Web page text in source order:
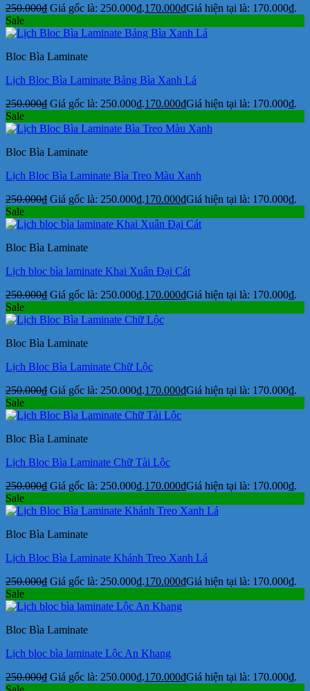
250.000₫ Giá gốc là: 250.000₫.170.000₫Giá hiện tại là: 170.000₫.
Sale
Bloc Bìa Laminate
Lịch Bloc Bìa Laminate Bảng Bìa Xanh Lá
250.000₫ Giá gốc là: 250.000₫.170.000₫Giá hiện tại là: 170.000₫.
Sale
Bloc Bìa Laminate
Lịch Bloc Bìa Laminate Bìa Treo Màu Xanh
250.000₫ Giá gốc là: 250.000₫.170.000₫Giá hiện tại là: 170.000₫.
Sale
Bloc Bìa Laminate
Lịch bloc bìa laminate Khai Xuân Đại Cát
250.000₫ Giá gốc là: 250.000₫.170.000₫Giá hiện tại là: 170.000₫.
Sale
Bloc Bìa Laminate
Lịch Bloc Bìa Laminate Chữ Lộc
250.000₫ Giá gốc là: 250.000₫.170.000₫Giá hiện tại là: 170.000₫.
Sale
Bloc Bìa Laminate
Lịch Bloc Bìa Laminate Chữ Tài Lộc
250.000₫ Giá gốc là: 250.000₫.170.000₫Giá hiện tại là: 170.000₫.
Sale
Bloc Bìa Laminate
Lịch Bloc Bìa Laminate Khánh Treo Xanh Lá
250.000₫ Giá gốc là: 250.000₫.170.000₫Giá hiện tại là: 170.000₫.
Sale
Bloc Bìa Laminate
Lịch bloc bìa laminate Lộc An Khang
250.000₫ Giá gốc là: 250.000₫.170.000₫Giá hiện tại là: 170.000₫.